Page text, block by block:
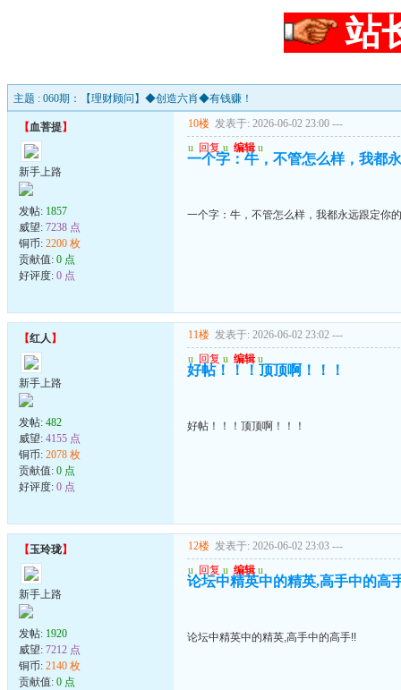
站
主题 : 060期：【理财顾问】◆创造六肖◆有钱赚！
【血菩提】
新手上路
发帖: 1857
威望: 7238 点
铜币: 2200 枚
贡献值: 0 点
好评度: 0 点
10楼 发表于: 2026-06-02 23:00 ---
u 回复 u 编辑 u
一个字：牛，不管怎么样，我都
一个字：牛，不管怎么样，我都永远跟定你的
【红人 】
新手上路
发帖: 482
威望: 4155 点
铜币: 2078 枚
贡献值: 0 点
好评度: 0 点
11楼 发表于: 2026-06-02 23:02 ---
u 回复 u 编辑 u
好帖！！！顶顶啊！！！
好帖！！！顶顶啊！！！
【玉玲珑】
新手上路
发帖: 1920
威望: 7212 点
铜币: 2140 枚
贡献值: 0 点
12楼 发表于: 2026-06-02 23:03 ---
u 回复 u 编辑 u
论坛中精英中的精英,高手中的高
论坛中精英中的精英,高手中的高手!!